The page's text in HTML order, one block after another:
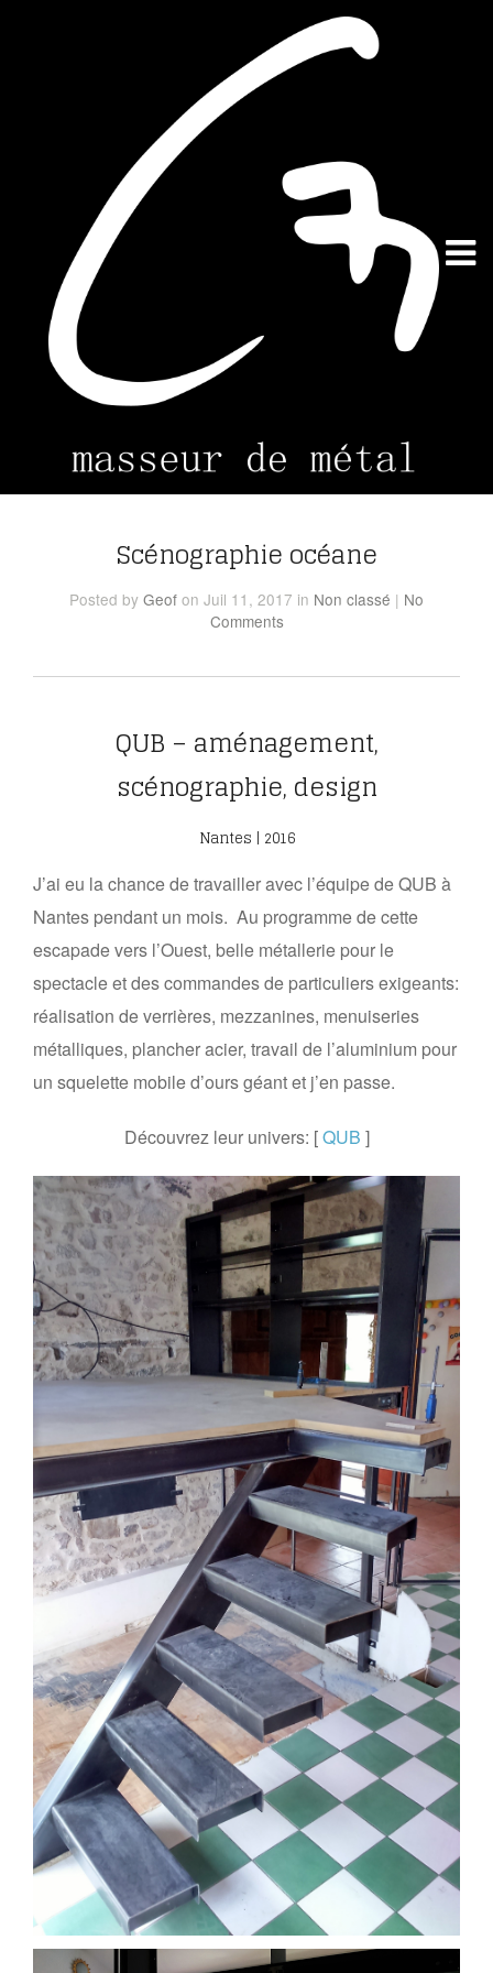
Scénographie océane
Posted by Geof on Juil 11, 2017 in Non classé | No
Comments
QUB – aménagement,
scénographie, design
Nantes | 2016
J’ai eu la chance de travailler avec l’équipe de QUB à
Nantes pendant un mois. Au programme de cette
escapade vers l’Ouest, belle métallerie pour le
spectacle et des commandes de particuliers exigeants:
réalisation de verrières, mezzanines, menuiseries
métalliques, plancher acier, travail de l’aluminium pour
un squelette mobile d’ours géant et j’en passe.
Découvrez leur univers: [QUB ]